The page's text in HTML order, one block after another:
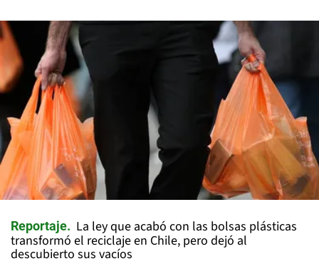
Reportaje
La ley que acabó con las bolsas plásticas
transformó el reciclaje en Chile, pero dejó al
descubierto sus vacíos